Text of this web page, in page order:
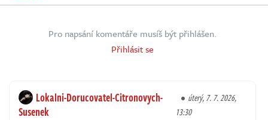
Pro napsání komentáře musíš být přihlášen.
Přihlásit se
Lokalni-Dorucovatel-Citronovych-
Susenek
úterý, 7. 7. 2026,
13:30